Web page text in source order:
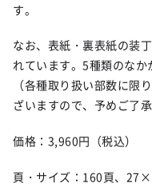
す。
なお、表紙・裏表紙の装
れています。 5種類のなか
（各種取り扱い部数に限
ざいますので、予めご了承
価格： 3,960円（税込）
頁・サイズ： 160頁、 27 ×